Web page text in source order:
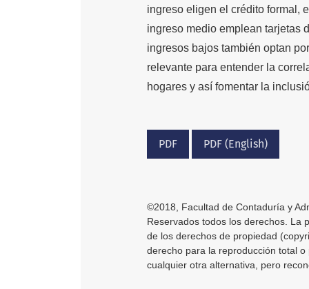
ingreso eligen el crédito formal,
ingreso medio emplean tarjetas
ingresos bajos también optan
relevante para entender la
hogares y así fomentar la
PDF PDF (English)
©2018, Facultad de Contaduría y
Reservados todos los derechos. La
de los derechos de propiedad
derecho para la reproducción total
cualquier otra alternativa, pero